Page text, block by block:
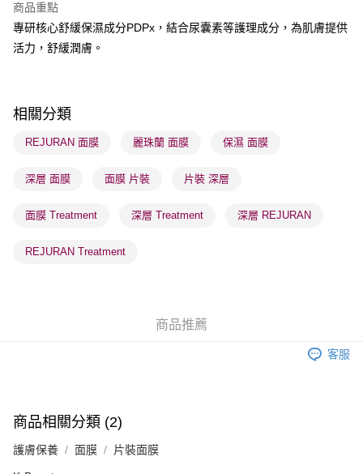
BoC Pay
送貨方式
每筆HK$65.00，滿HK$300.00或以上免運費
確認發貨後1-3 工作天送達，訂單將隨機分配至SF順豐速運或京東
每筆HK$65.00，滿HK$300.00或以上免運費
(香港門市) 只顯示可選門市。確認發貨後2-5個工作天到店，3天內
(澳門門市) 只顯示可選門市。確認發貨後2-5個工作天到店，3天內
商品重點
專研核心舒緩保濕成分PDPx，結合尿囊素等護理成分，為肌膚提供
活力，舒緩潤膚。
相關分類
REJURAN 面膜 麗珠蘭 面膜 保濕 面膜
深層 面膜 面膜 片裝 片裝 深層
面膜 Treatment 深層 Treatment 深層 REJURAN
REJURAN Treatment
商品推薦
客服
商品相關分類 (2)
護膚保養 面膜 片裝面膜